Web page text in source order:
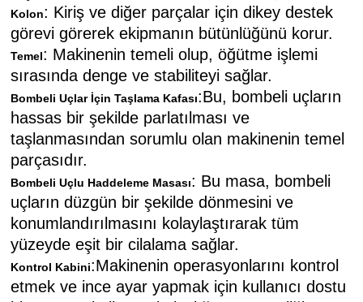
Kolon: Kiriş ve diğer parçalar için dikey destek
görevi görerek ekipmanın bütünlüğünü korur.
Temel: Makinenin temeli olup, öğütme işlemi
sırasında denge ve stabiliteyi sağlar.
Bombeli Uçlar İçin Taşlama Kafası:Bu, bombeli uçların
hassas bir şekilde parlatılması ve
taşlanmasından sorumlu olan makinenin temel
parçasıdır.
Bombeli Uçlu Haddeleme Masası: Bu masa, bombeli
uçların düzgün bir şekilde dönmesini ve
konumlandırılmasını kolaylaştırarak tüm
yüzeyde eşit bir cilalama sağlar.
Kontrol Kabini:Makinenin operasyonlarını kontrol
etmek ve ince ayar yapmak için kullanıcı dostu